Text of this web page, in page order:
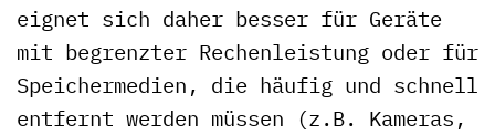
eignet sich daher besser für Geräte
mit begrenzter Rechenleistung oder für
Speichermedien, die häufig und schnell
entfernt werden müssen (z.B. Kameras,